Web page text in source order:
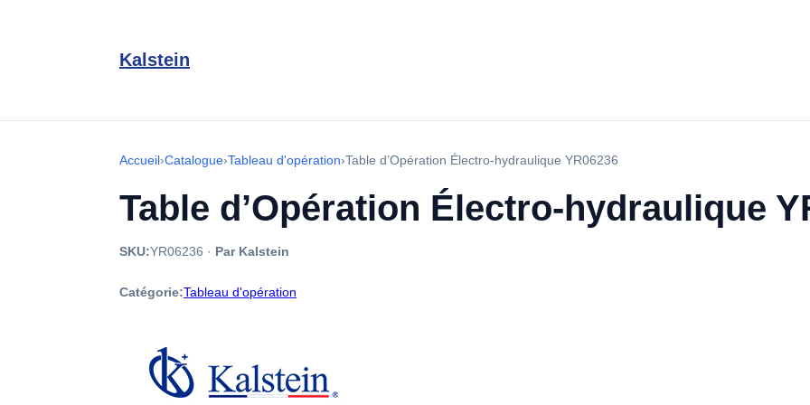
Kalstein
Accueil›Catalogue›Tableau d'opération›Table d’Opération Électro-hydraulique YR06236
Table d’Opération Électro-hydraulique
SKU:YR06236 · Par Kalstein
Catégorie:Tableau d'opération